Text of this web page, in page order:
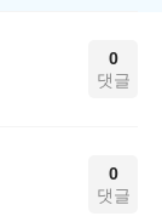
0
댓글
0
댓글